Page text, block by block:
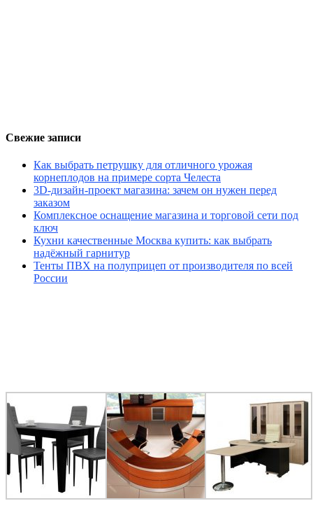
Свежие записи
Как выбрать петрушку для отличного урожая
корнеплодов на примере сорта Челеста
3D-дизайн-проект магазина: зачем он нужен перед
заказом
Комплексное оснащение магазина и торговой сети под
ключ
Кухни качественные Москва купить: как выбрать
надёжный гарнитур
Тенты ПВХ на полуприцеп от производителя по всей
России